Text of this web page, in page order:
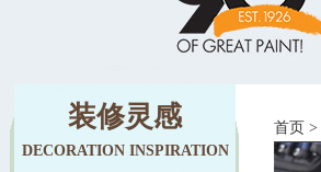
装修灵感
DECORATION INSPIRATION
首页 >